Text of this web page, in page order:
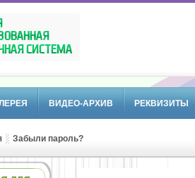
ВИДЕО-АРХИВ РЕКВИЗИТЫ
Забыли пароль?